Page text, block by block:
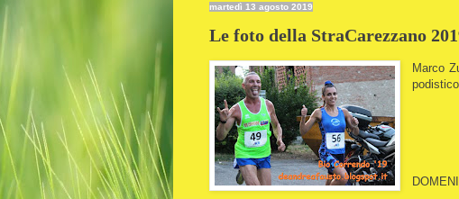
martedì 13 agosto 2019
Le foto della StraCarezzano
Marco